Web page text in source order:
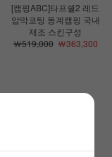
[캠핑ABC]타프쉘2 레드
암막코팅 동계캠핑 국내
제조 스킨구성
￦519,000￦363,300